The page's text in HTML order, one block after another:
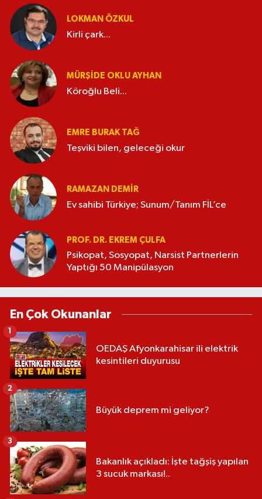
LOKMAN ÖZKUL
Kirli çark...
MÜRŞIDE OKLU AYHAN
Köroğlu Beli...
EMRE BURAK TAĞ
Teşviki bilen, geleceği okur
RAMAZAN DEMİR
Ev sahibi Türkiye; Sunum/Tanım FİL’ce
PROF. DR. EKREM ÇULFA
Psikopat, Sosyopat, Narsist Partnerlerin
Yaptığı 50 Manipülasyon
En Çok Okunanlar
OEDAŞ Afyonkarahisar ili elektrik
kesintileri duyurusu
1
Büyük deprem mi geliyor?
2
Bakanlık açıkladı: İşte tağşiş yapılan
3 sucuk markası!..
3